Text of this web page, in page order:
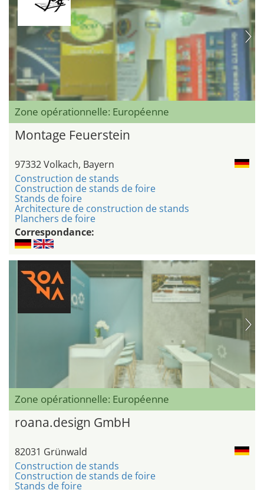
Zone opérationnelle: Européenne
Montage Feuerstein
97332 Volkach, Bayern
Construction de stands
Construction de stands de foire
Stands de foire
Architecture de construction de stands
Planchers de foire
Correspondance:
Zone opérationnelle: Européenne
roana.design GmbH
82031 Grünwald
Construction de stands
Construction de stands de foire
Stands de foire